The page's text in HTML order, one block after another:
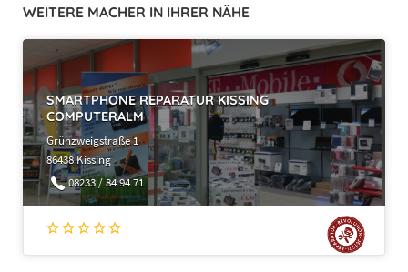
WEITERE MACHER IN IHRER NÄHE
SMARTPHONE REPARATUR KISSING
COMPUTERALM
Grünzweigstraße 1
86438 Kissing
08233 / 84 94 71